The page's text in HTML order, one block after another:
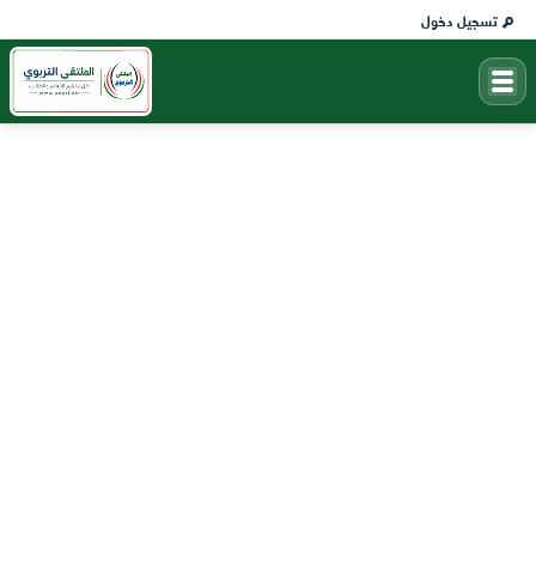
تسجيل دخول